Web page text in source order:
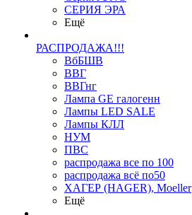
СЕРИЯ ЭРА
Ещё
РАСПРОДАЖА!!!
ВбБШВ
ВВГ
ВВГнг
Лампа GE галогенн
Лампы LED SALE
Лампы КЛЛ
НУМ
ПВС
распродажа все по 100
распродажа всё по50
ХАГЕР (HAGER), Moeller
Ещё